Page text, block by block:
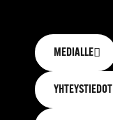
MEDIALLE
YHTEYSTIEDOT